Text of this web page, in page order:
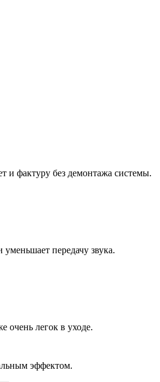
и фактуру без демонтажа системы.
передачу звука.
очень легок в уходе.
эффектом.